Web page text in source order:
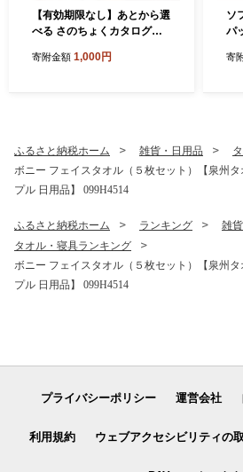
【有効期限なし】あとから選
べる さのちょくカタログ
佐野市 ふるさとギフト 4000
寄附金額 1,000円
ソ
パ
急
寄
ふるさと納税ホーム 雑貨・日用品
ボニー フェイスタオル（５枚セット）【泉州
プル 日用品】 099H4514
ふるさと納税ホーム ランキング
雑
タオル・寝具ランキング
ボニー フェイスタオル（５枚セット）【泉州
プル 日用品】 099H4514
プライバシーポリシー 運営会社
利用規約 ウェブアクセシビリティの